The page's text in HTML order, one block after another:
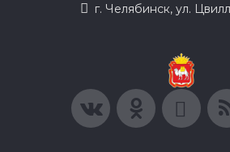
г. Челябинск, ул.